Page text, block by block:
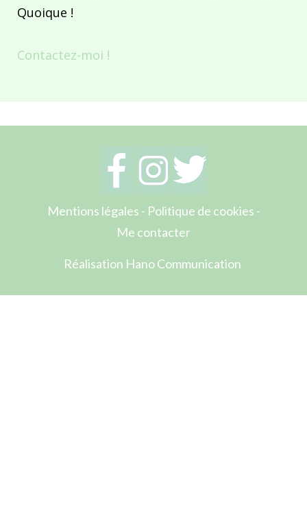
Quoique !
Contactez-moi !
Mentions légales - Politique de cookies -
Me contacter
Réalisation Hano Communication